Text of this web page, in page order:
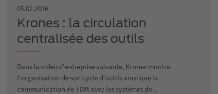
05.02.2016
Krones : la circulation
centralisée des outils
Dans la vidéo d'entreprise suivante, Krones montre
l'organisation de son cycle d'outils ainsi que la
communication de TDM avec les systèmes de…